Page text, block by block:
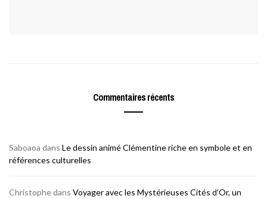
Commentaires récents
Saboaoa dans Le dessin animé Clémentine riche en symbole et en
références culturelles
Christophedans Voyager avec les Mystérieuses Cités d’Or, un